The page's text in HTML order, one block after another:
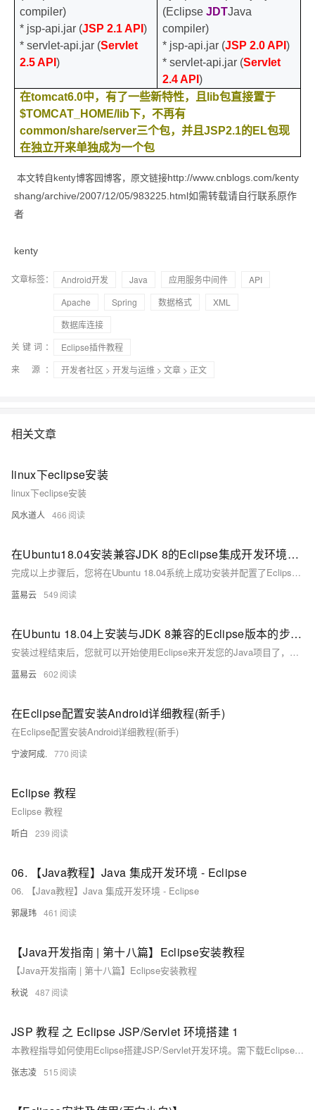
compiler)
* jsp-api.jar (JSP 2.1 API)
* servlet-api.jar (Servlet
2.5 API)
(Eclipse JDTJava
compiler)
* jsp-api.jar (JSP 2.0 API)
* servlet-api.jar (Servlet
2.4 API)
在tomcat6.0中，有了一些新特性，且 lib包直接置于
$TOMCAT_HOME/lib下，不再有
common/share/server三个包，并且JSP2.1的EL包现
在独立开来单独成为一个包
本文转自kenty博客园博客，原文链接http://www.cnblogs.com/kenty
shang/archive/2007/12/05/983225.html如需转载请自行联系原作
者
kenty
文章标签： Android开发 Java 应用服务中间件
API
Apache
Spring 数据格式
XML
数据库连接
关键词：
Eclipse插件教程
来 源：
开发者社区 > 开发与运维 > 文章 > 正文
相关文章
linux下eclipse安装
linux下eclipse安装
风水道人 466
在Ubuntu18.04安装兼容JDK 8的Eclipse集成开发环境的指南。
完成以上步骤后，您将在Ubuntu 18.04系统上成功安装并配置了Eclipse IDE，它将与JDK 8兼容，可以开始进行Java开发工作。如果遇到任何问题，请确保每一步骤都正确执行，并检查是否所有路径都与您的具体情况相匹配。
蓝易云 549
在Ubuntu 18.04上安装与JDK 8兼容的Eclipse版本的步骤。
安装过程结束后，您就可以开始使用Eclipse来开发您的Java项目了，并且确保它与JDK 8兼容无误。这个过程涉及的是一个基本的安装流程，针对使用Java 8的用户，Eclipse的其他配置和插件安装根据个人开发环境和需求来定制。
蓝易云 602
在Eclipse配置安装Android详细教程(新手)
在Eclipse配置安装Android详细教程(新手)
宁波阿成. 770
Eclipse 教程
Eclipse 教程
听白 239
06. 【Java教程】Java 集成开发环境 - Eclipse
06. 【Java教程】Java 集成开发环境 - Eclipse
郭晟玮 461
【Java开发指南 | 第十八篇】Eclipse安装教程
【Java开发指南 | 第十八篇】Eclipse安装教程
秋说 487
JSP 教程 之 Eclipse JSP/Servlet 环境搭建 1
本教程指导如何使用Eclipse搭建JSP/Servlet开发环境。需下载Eclipse J2EE和Tomcat，将Tomcat解压至无中文和空格的D盘目录。启动Tomcat后，服务器运行，通过浏览器访问`http://localhost:8080/`。在Tomcat的webapps\ROOT目录创建test.jsp文件，输入代码并访问`http://localhost:8080/test.jsp`以验证环境配置成功。
张志凌 515